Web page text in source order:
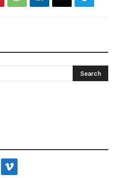
vimeo